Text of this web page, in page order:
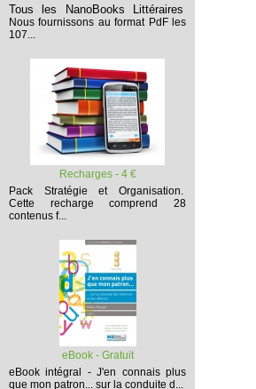
Tous les NanoBooks Littéraires
Nous fournissons au format PdF les
107...
Recharges - 4 €
Pack Stratégie et Organisation.
Cette recharge comprend 28
contenus f...
eBook - Gratuit
eBook intégral - J'en connais plus
que mon patron... sur la conduite d...